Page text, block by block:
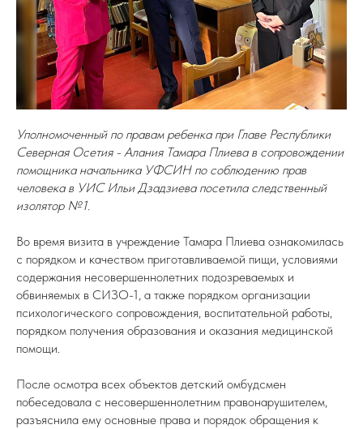
Уполномоченный по правам ребенка при Главе Республики
Северная Осетия - Алания Тамара Плиева в сопровождении
помощника начальника УФСИН по соблюдению прав
человека в УИС Ильи Дзадзиева посетила следственный
изолятор №1.
Во время визита в учреждение Тамара Плиева ознакомилась
с порядком и качеством приготавливаемой пищи, условиями
содержания несовершеннолетних подозреваемых и
обвиняемых в СИЗО-1, а также порядком организации
психологического сопровождения, воспитательной работы,
порядком получения образования и оказания медицинской
помощи.
После осмотра всех объектов детский омбудсмен
побеседовала с несовершеннолетним правонарушителем,
разъяснила ему основные права и порядок обращения к